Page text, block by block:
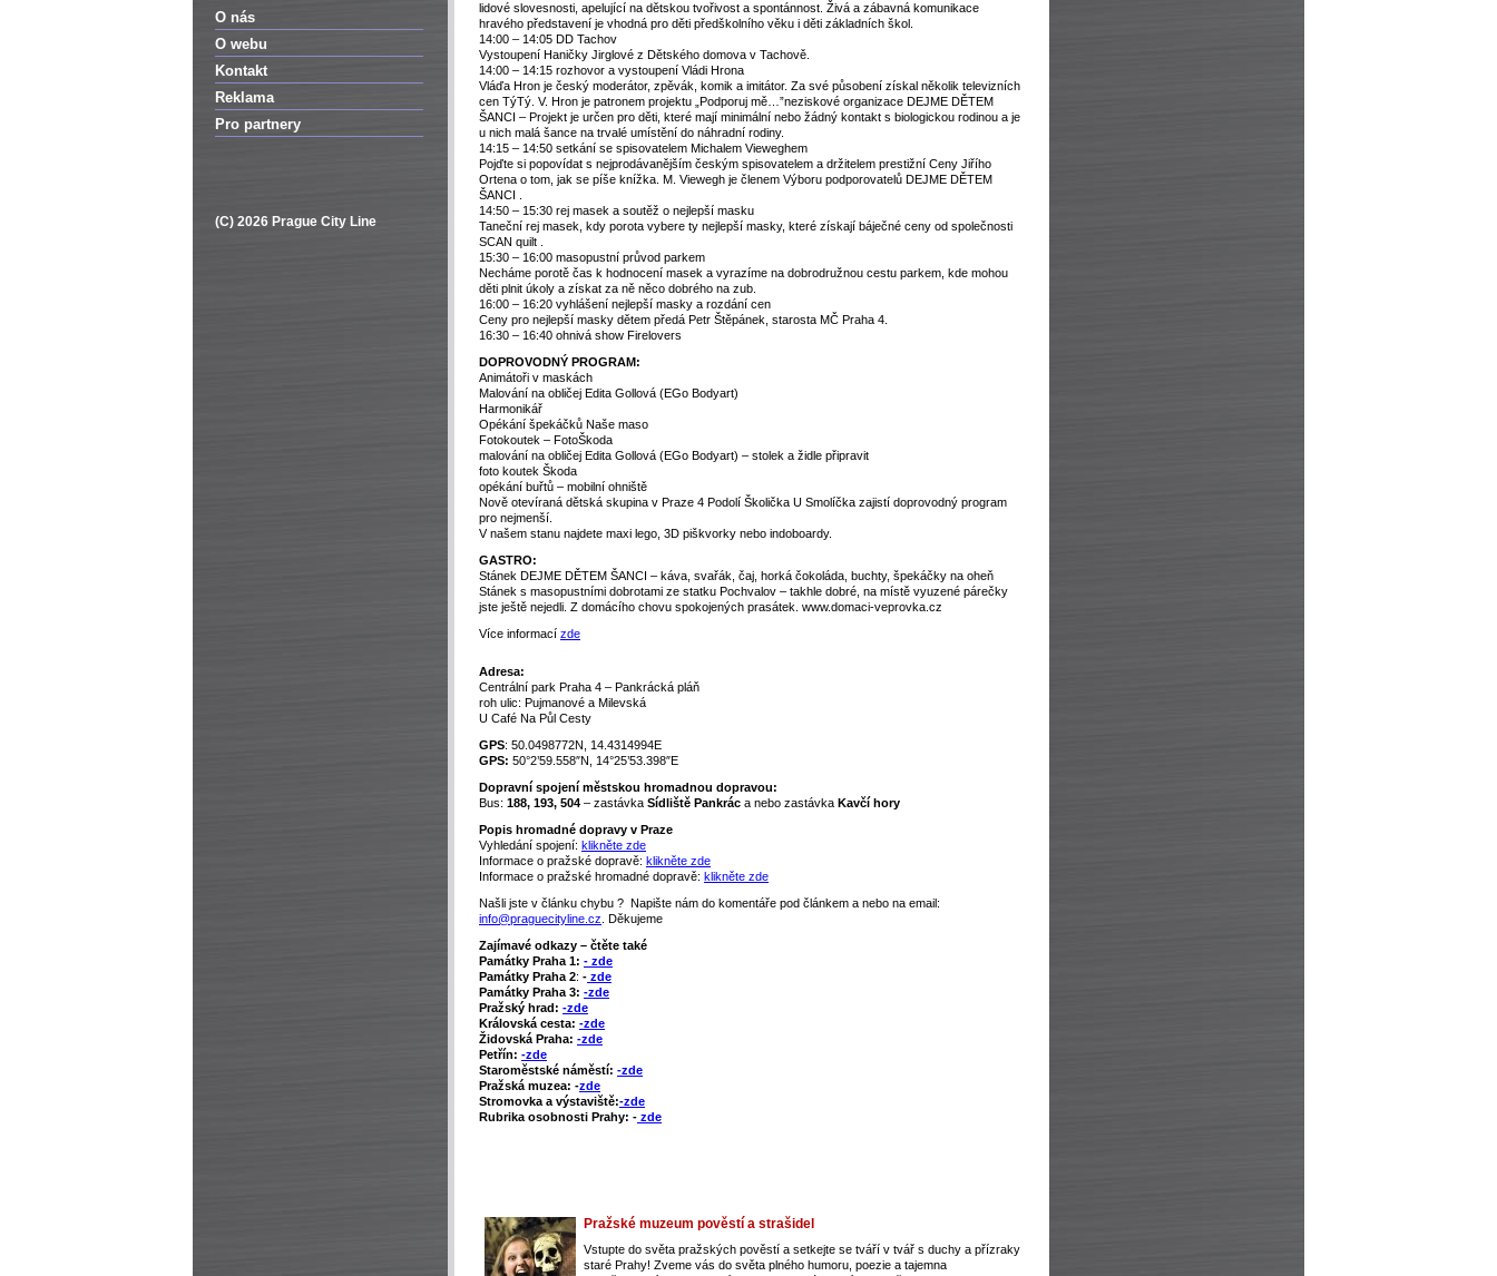
O nás
O webu
Kontakt
Reklama
Pro partnery
(C) 2026 Prague City Line
lidové slovesnosti, apelující na dětskou tvořivost a spontánnost. Živá a zábavná komunikace
hravého představení je vhodná pro děti předškolního věku i děti základních škol.
14:00 – 14:05 DD Tachov
Vystoupení Haničky Jirglové z Dětského domova v Tachově.
14:00 – 14:15 rozhovor a vystoupení Vládi Hrona
Vláďa Hron je český moderátor, zpěvák, komik a imitátor. Za své působení získal několik televizních
cen TýTý. V. Hron je patronem projektu „Podporuj mě…”neziskové organizace DEJME DĚTEM
ŠANCI – Projekt je určen pro děti, které mají minimální nebo žádný kontakt s biologickou rodinou a je
u nich malá šance na trvalé umístění do náhradní rodiny.
14:15 – 14:50 setkání se spisovatelem Michalem Vieweghem
Pojďte si popovídat s nejprodávanějším českým spisovatelem a držitelem prestižní Ceny Jiřího
Ortena o tom, jak se píše knížka. M. Viewegh je členem Výboru podporovatelů DEJME DĚTEM
ŠANCI .
14:50 – 15:30 rej masek a soutěž o nejlepší masku
Taneční rej masek, kdy porota vybere ty nejlepší masky, které získají báječné ceny od společnosti
SCAN quilt .
15:30 – 16:00 masopustní průvod parkem
Necháme porotě čas k hodnocení masek a vyrazíme na dobrodružnou cestu parkem, kde mohou
děti plnit úkoly a získat za ně něco dobrého na zub.
16:00 – 16:20 vyhlášení nejlepší masky a rozdání cen
Ceny pro nejlepší masky dětem předá Petr Štěpánek, starosta MČ Praha 4.
16:30 – 16:40 ohnivá show Firelovers
DOPROVODNÝ PROGRAM:
Animátoři v maskách
Malování na obličej Edita Gollová (EGo Bodyart)
Harmonikář
Opékání špekáčků Naše maso
Fotokoutek – FotoŠkoda
malování na obličej Edita Gollová (EGo Bodyart) – stolek a židle připravit
foto koutek Škoda
opékání buřtů – mobilní ohniště
Nově otevíraná dětská skupina v Praze 4 Podolí Školička U Smolíčka zajistí doprovodný program
pro nejmenší.
V našem stanu najdete maxi lego, 3D piškvorky nebo indoboardy.
GASTRO:
Stánek DEJME DĚTEM ŠANCI – káva, svařák, čaj, horká čokoláda, buchty, špekáčky na oheň
Stánek s masopustními dobrotami ze statku Pochvalov – takhle dobré, na místě vyuzené párečky
jste ještě nejedli. Z domácího chovu spokojených prasátek. www.domaci-veprovka.cz
Více informací zde
Adresa:
Centrální park Praha 4 – Pankrácká pláň
roh ulic: Pujmanové a Milevská
U Café Na Půl Cesty
GPS: 50.0498772N, 14.4314994E
GPS: 50°2’59.558″N, 14°25’53.398″E
Dopravní spojení městskou hromadnou dopravou:
Bus: 188, 193, 504 – zastávka Sídliště Pankrác a nebo zastávka Kavčí hory
Popis hromadné dopravy v Praze
Vyhledání spojení: klikněte zde
Informace o pražské dopravě: klikněte zde
Informace o pražské hromadné dopravě: klikněte zde
Našli jste v článku chybu ? Napište nám do komentáře pod článkem a nebo na email:
info@praguecityline.cz . Děkujeme
Zajímavé odkazy – čtěte také
Památky Praha 1: - zde
Památky Praha 2: - zde
Památky Praha 3: -zde
Pražský hrad: -zde
Královská cesta: -zde
Židovská Praha: -zde
Petřín: -zde
Staroměstské náměstí: -zde
Pražská muzea: -zde
Stromovka a výstaviště:-zde
Rubrika osobnosti Prahy: - zde
Pražské muzeum pověstí a strašidel
Vstupte do světa pražských pověstí a setkejte se tváří v tvář s duchy a přízraky
staré Prahy! Zveme vás do světa plného humoru, poezie a tajemna